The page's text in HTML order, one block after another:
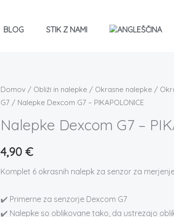
BLOG STIK Z NAMI
Domov / Obliži in nalepke / Okrasne nalepke /
G7 / Nalepke Dexcom G7 – PIKAPOLONICE
Nalepke Dexcom G7 –
4,90 €
Komplet 6 okrasnih nalepk za senzor za
✔️ Primerne za senzorje Dexcom G7
✔️ Nalepke so oblikovane tako, da ustrezajo
Nalepke
Dexcom
-
PIKAPOLONICE
količina